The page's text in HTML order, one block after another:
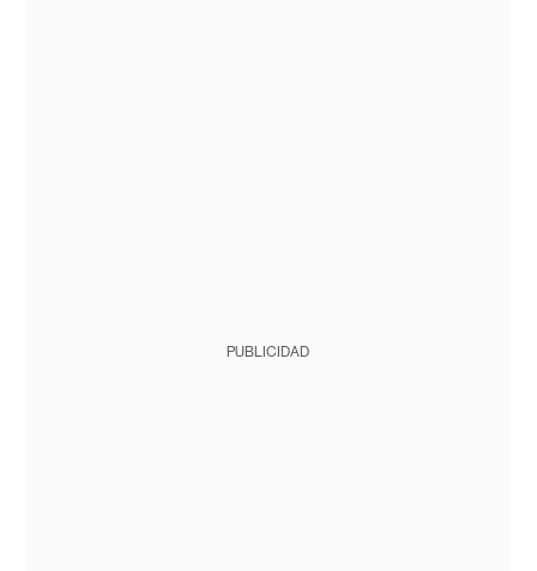
PUBLICIDAD